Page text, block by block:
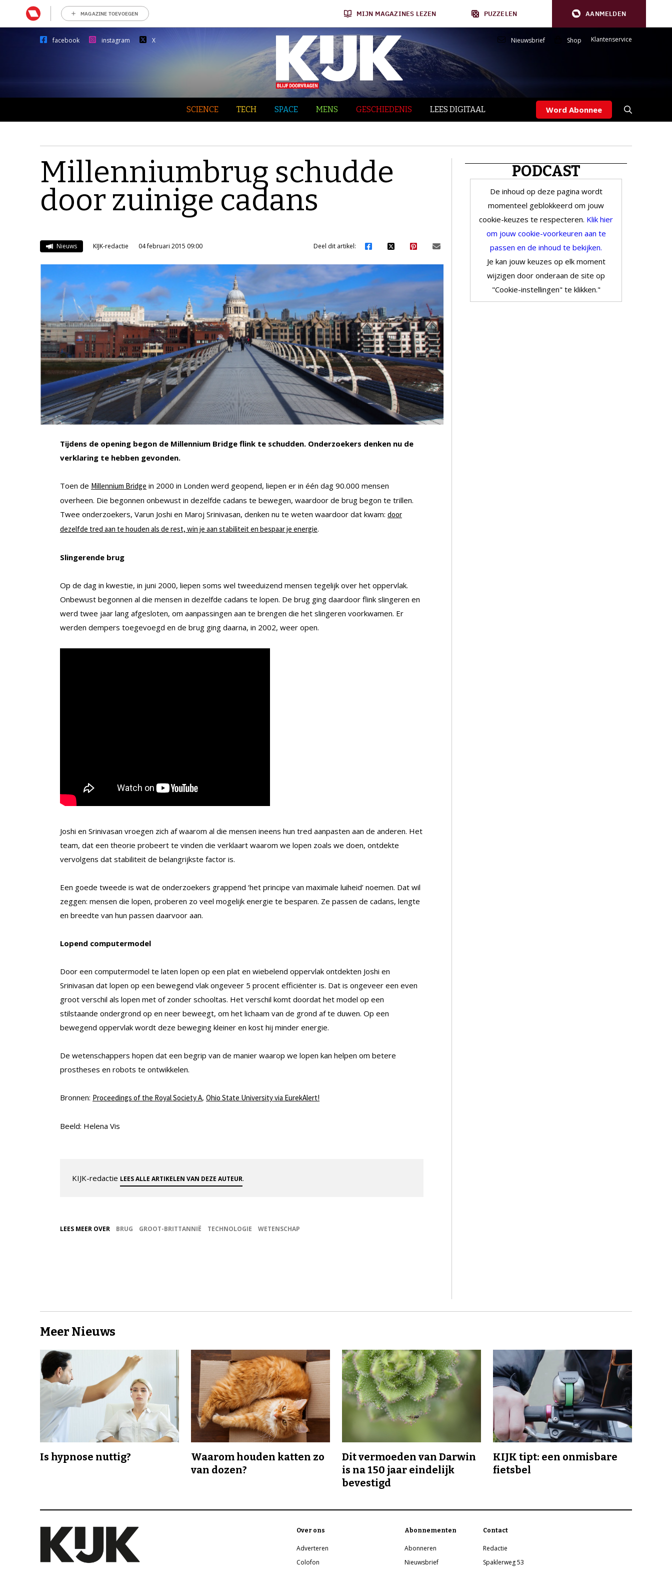
MAGAZINE TOEVOEGEN MIJN MAGAZINES LEZEN PUZZELEN AANMELDEN
facebook instagram X Nieuwsbrief Shop Klantenservice
SCIENCE TECH SPACE MENS GESCHIEDENIS LEES DIGITAAL Word Abonnee
Millenniumbrug schudde
door zuinige cadans
Nieuws KIJK-redactie 04 februari 2015 09:00 Deel dit artikel:
Tijdens de opening begon de Millennium Bridge flink te schudden. Onderzoekers denken nu de
verklaring te hebben gevonden.
Toen de Millennium Bridge in 2000 in Londen werd geopend, liepen er in één dag 90.000 mensen
overheen. Die begonnen onbewust in dezelfde cadans te bewegen, waardoor de brug begon te trillen.
Twee onderzoekers, Varun Joshi en Maroj Srinivasan, denken nu te weten waardoor dat kwam: door
dezelfde tred aan te houden als de rest, win je aan stabiliteit en bespaar je energie.
Slingerende brug
Op de dag in kwestie, in juni 2000, liepen soms wel tweeduizend mensen tegelijk over het oppervlak.
Onbewust begonnen al die mensen in dezelfde cadans te lopen. De brug ging daardoor flink slingeren en
werd twee jaar lang afgesloten, om aanpassingen aan te brengen die het slingeren voorkwamen. Er
werden dempers toegevoegd en de brug ging daarna, in 2002, weer open.
Joshi en Srinivasan vroegen zich af waarom al die mensen ineens hun tred aanpasten aan de anderen. Het
team, dat een theorie probeert te vinden die verklaart waarom we lopen zoals we doen, ontdekte
vervolgens dat stabiliteit de belangrijkste factor is.
Een goede tweede is wat de onderzoekers grappend ‘het principe van maximale luiheid’ noemen. Dat wil
zeggen: mensen die lopen, proberen zo veel mogelijk energie te besparen. Ze passen de cadans, lengte
en breedte van hun passen daarvoor aan.
Lopend computermodel
Door een computermodel te laten lopen op een plat en wiebelend oppervlak ontdekten Joshi en
Srinivasan dat lopen op een bewegend vlak ongeveer 5 procent efficiënter is. Dat is ongeveer een even
groot verschil als lopen met of zonder schooltas. Het verschil komt doordat het model op een
stilstaande ondergrond op en neer beweegt, om het lichaam van de grond af te duwen. Op een
bewegend oppervlak wordt deze beweging kleiner en kost hij minder energie.
De wetenschappers hopen dat een begrip van de manier waarop we lopen kan helpen om betere
prostheses en robots te ontwikkelen.
Bronnen: Proceedings of the Royal Society A, Ohio State University via EurekAlert!
Beeld: Helena Vis
KIJK-redactie LEES ALLE ARTIKELEN VAN DEZE AUTEUR.
LEES MEER OVER BRUG GROOT-BRITTANNIË TECHNOLOGIE WETENSCHAP
PODCAST
De inhoud op deze pagina wordt
momenteel geblokkeerd om jouw
cookie-keuzes te respecteren. Klik hier
om jouw cookie-voorkeuren aan te
passen en de inhoud te bekijken.
Je kan jouw keuzes op elk moment
wijzigen door onderaan de site op
"Cookie-instellingen" te klikken."
Meer Nieuws
Is hypnose nuttig?
Waarom houden katten zo
van dozen?
Dit vermoeden van Darwin
is na 150 jaar eindelijk
bevestigd
KIJK tipt: een onmisbare
fietsbel
Over ons
Adverteren
Colofon
Abonnementen
Abonneren
Nieuwsbrief
Contact
Redactie
Spaklerweg 53